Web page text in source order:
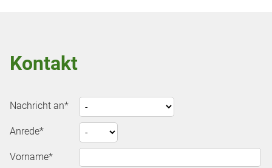
Kontakt
Pflichtfeld
Nachricht an*
Pflichtfeld
Anrede*
Pflichtfeld
Vorname*